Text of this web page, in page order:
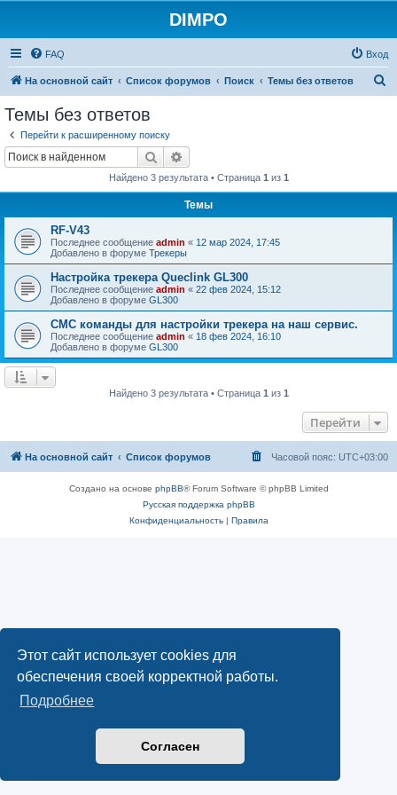
Этот сайт использует cookies для
обеспечения своей корректной работы.
Подробнее
Согласен
DIMPO
FAQ Вход
На основной сайт Список форумов Поиск Темы без ответов
Темы без ответов
Перейти к расширенному поиску
Поиск
Найдено 3 результата • Страница 1 из 1
Темы
RF-V43
Последнее сообщение admin « 12 мар 2024, 17:45
Добавлено в форуме Трекеры
Настройка трекера Queclink GL300
Последнее сообщение admin « 22 фев 2024, 15:12
Добавлено в форуме GL300
СМС команды для настройки трекера на наш сервис.
Последнее сообщение admin « 18 фев 2024, 16:10
Добавлено в форуме GL300
Найдено 3 результата • Страница 1 из 1
Перейти
На основной сайт Список форумов Часовой пояс: UTC+03:00
Создано на основе phpBB® Forum Software © phpBB Limited
Русская поддержка phpBB
Конфиденциальность| Правила